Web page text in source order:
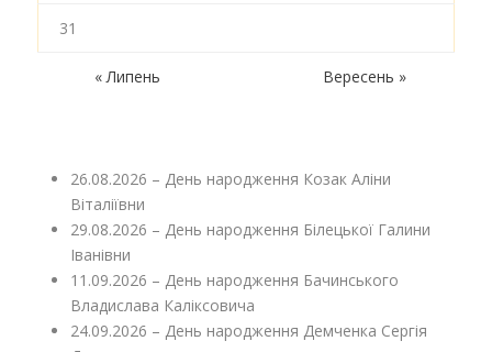
31
« Липень Вересень »
26.08.2026 – День народження Козак Аліни
Віталіївни
29.08.2026 – День народження Білецької Галини
Іванівни
11.09.2026 – День народження Бачинського
Владислава Каліксовича
24.09.2026 – День народження Демченка Сергія